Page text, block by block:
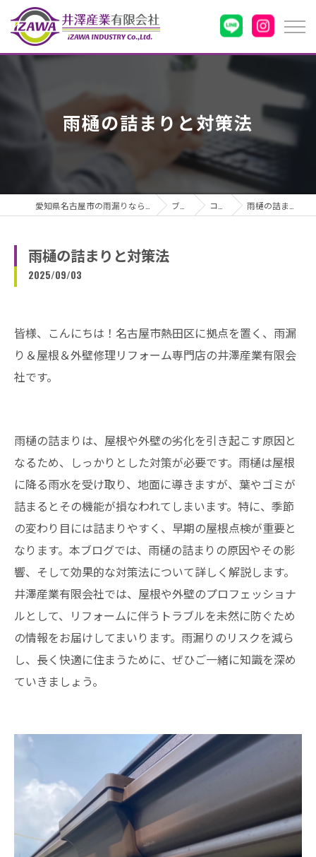
雨樋の詰まりと対策法
ブログ コラム 雨樋の詰まりと対策法
雨樋の詰まりと対策法
2025/09/03
皆様、こんにちは！名古屋市熱田区に拠点を置く、雨漏
り＆屋根＆外壁修理リフォーム専門店の井澤産業有限会
社です。
雨樋の詰まりは、屋根や外壁の劣化を引き起こす原因と
なるため、しっかりとした対策が必要です。雨樋は屋根
に降る雨水を受け取り、地面に導きますが、葉やゴミが
詰まるとその機能が損なわれてしまいます。特に、季節
の変わり目には詰まりやすく、早期の屋根点検が重要と
なります。本ブログでは、雨樋の詰まりの原因やその影
響、そして効果的な対策法について詳しく解説します。
井澤産業有限会社では、屋根や外壁のプロフェッショナ
ルとして、リフォームに伴うトラブルを未然に防ぐため
の情報をお届けしてまいります。雨漏りのリスクを減ら
し、長く快適に住まうために、ぜひご一緒に知識を深め
ていきましょう。